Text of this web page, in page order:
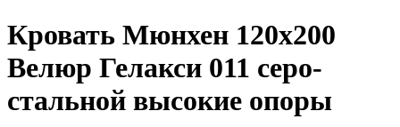
Кровать Мюнхен 120х200
Велюр Гелакси 011 серо-
стальной высокие опоры